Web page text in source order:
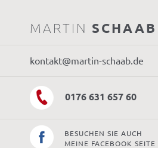
MARTIN SCHAAB
kontakt@martin-schaab.de
0176 631 657 60
BESUCHEN SIE AUCH
MEINE FACEBOOK SEITE